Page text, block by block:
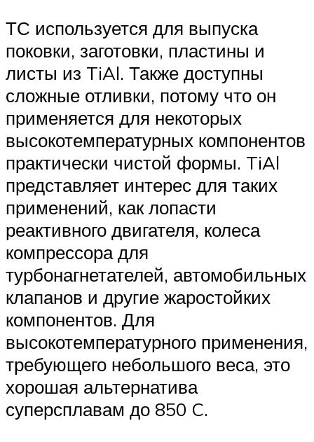
ТС используется для выпуска
поковки, заготовки, пластины и
листы из TiAl. Также доступны
сложные отливки, потому что он
применяется для некоторых
высокотемпературных компонентов
практически чистой формы. TiAl
представляет интерес для таких
применений, как лопасти
реактивного двигателя, колеса
компрессора для
турбонагнетателей, автомобильных
клапанов и другие жаростойких
компонентов. Для
высокотемпературного применения,
требующего небольшого веса, это
хорошая альтернатива
суперсплавам до 850 C.